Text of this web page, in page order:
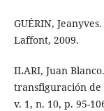
GUÉRIN,
Laffont, 2009.
ILARI, Juan
transfiguración de
v. 1, n. 10, p. 95-